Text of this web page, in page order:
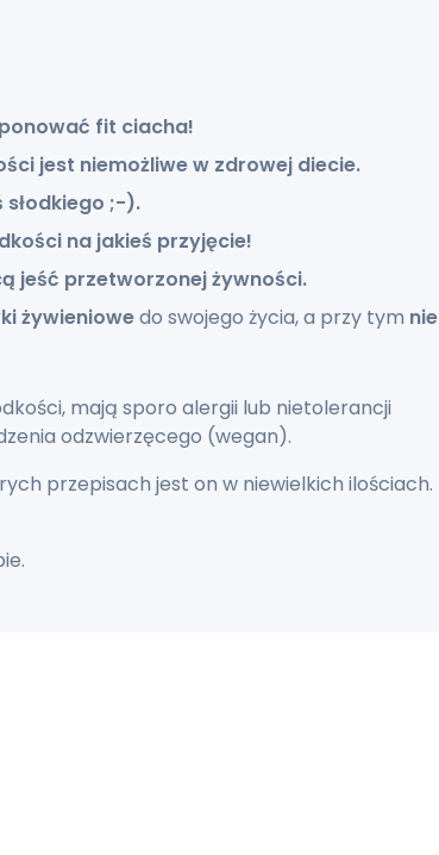
fit ciacha!
jest niemożliwe w zdrowej diecie.
;-).
na jakieś przyjęcie!
jeść przetworzonej żywności.
żywieniowedo swojego życia, a przy tym nie
mają sporo alergii lub nietolerancji
odzwierzęcego (wegan).
przepisach jest on w niewielkich ilościach.